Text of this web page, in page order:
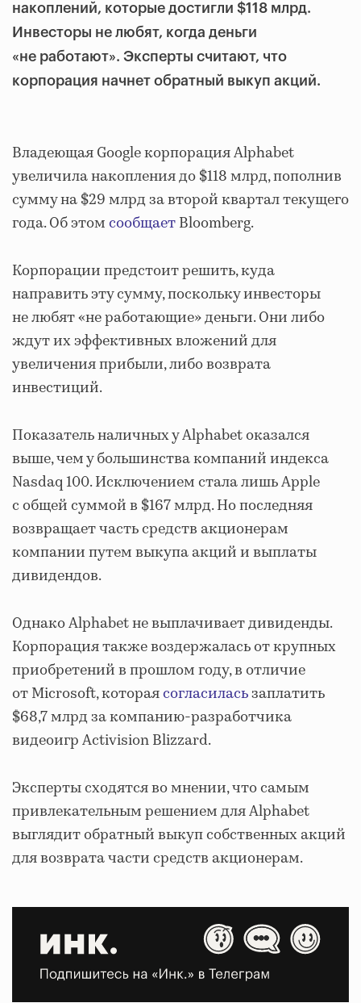
накоплений, которые достигли $118 млрд.
Инвесторы не любят, когда деньги
«не работают». Эксперты считают, что
корпорация начнет обратный выкуп акций.
Владеющая Google корпорация Alphabet
увеличила накопления до $118 млрд, пополнив
сумму на $29 млрд за второй квартал текущего
года. Об этомсообщаетBloomberg.
Корпорации предстоит решить, куда
направить эту сумму, поскольку инвесторы
не любят «не работающие» деньги. Они либо
ждут их эффективных вложений для
увеличения прибыли, либо возврата
инвестиций.
Показатель наличных у Alphabet оказался
выше, чем у большинства компаний индекса
Nasdaq 100. Исключением стала лишь Apple
с общей суммой в $167 млрд. Но последняя
возвращает часть средств акционерам
компании путем выкупа акций и выплаты
дивидендов.
Однако Alphabet не выплачивает дивиденды.
Корпорация также воздержалась от крупных
приобретений в прошлом году, в отличие
от Microsoft, котораясогласиласьзаплатить
$68,7 млрд за компанию-разработчика
видеоигр Activision Blizzard.
Эксперты сходятся во мнении, что самым
привлекательным решением для Alphabet
выглядит обратный выкуп собственных акций
для возврата части средств акционерам.